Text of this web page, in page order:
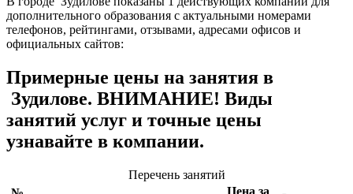
дополнительного образования с актуальными номерами
телефонов, рейтингами, отзывами, адресами офисов и
официальных сайтов:
Примерные цены на занятия в
Зудилове. ВНИМАНИЕ! Виды
занятий услуг и точные цены
узнавайте в компании.
Перечень занятий
Цена за